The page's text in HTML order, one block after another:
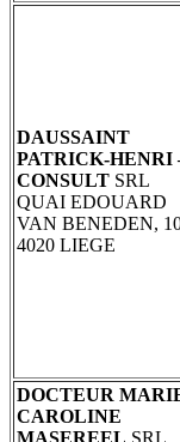
DAUSSAINT
PATRICK-HENRI
CONSULT SRL
QUAI EDOUARD
VAN BENEDEN,
4020 LIEGE
DOCTEUR
CAROLINE
MASEREEL SRL